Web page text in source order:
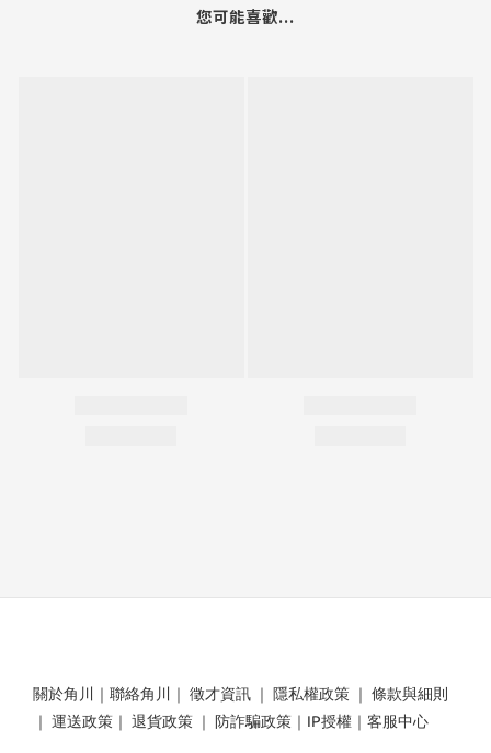
您可能喜歡...
關於角川 ｜ 聯絡角川 ｜ 徵才資訊 ｜ 隱私權政策 ｜ 條款與細則
｜ 運送政策 ｜ 退貨政策 ｜ 防詐騙政策 ｜ IP授權 ｜ 客服中心